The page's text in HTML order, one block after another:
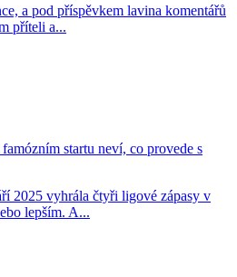
a pod příspěvkem lavina komentářů
příteli a...
startu neví, co provede s
2025 vyhrála čtyři ligové zápasy v
lepším. A...